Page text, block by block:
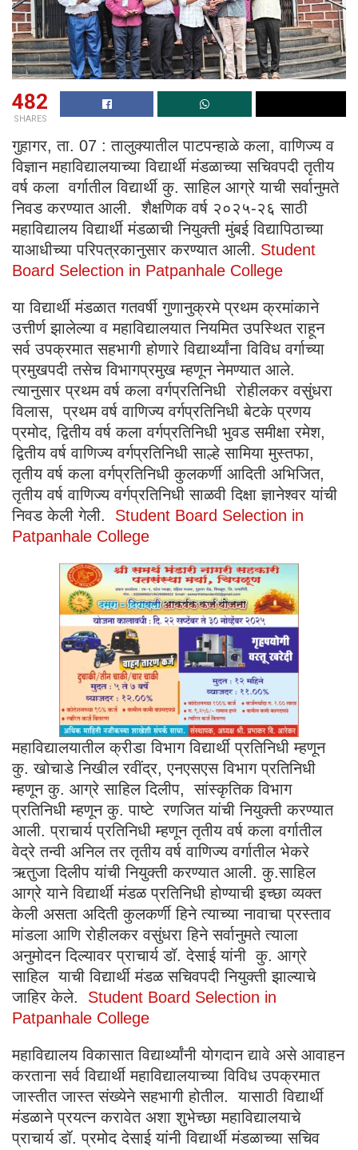
482
SHARES
गुहागर, ता. 07 : तालुक्यातील पाटपन्हाळे कला, वाणिज्य व
विज्ञान महाविद्यालयाच्या विद्यार्थी मंडळाच्या सचिवपदी तृतीय
वर्ष कला वर्गातील विद्यार्थी कु. साहिल आग्रे याची सर्वानुमते
निवड करण्यात आली. शैक्षणिक वर्ष २०२५-२६ साठी
महाविद्यालय विद्यार्थी मंडळाची नियुक्ती मुंबई विद्यापिठाच्या
याआधीच्या परिपत्रकानुसार करण्यात आली. Student
Board Selection in Patpanhale College
या विद्यार्थी मंडळात गतवर्षी गुणानुक्रमे प्रथम क्रमांकाने
उत्तीर्ण झालेल्या व महाविद्यालयात नियमित उपस्थित राहून
सर्व उपक्रमात सहभागी होणारे विद्यार्थ्यांना विविध वर्गाच्या
प्रमुखपदी तसेच विभागप्रमुख म्हणून नेमण्यात आले.
त्यानुसार प्रथम वर्ष कला वर्गप्रतिनिधी रोहीलकर वसुंधरा
विलास, प्रथम वर्ष वाणिज्य वर्गप्रतिनिधी बेटके प्रणय
प्रमोद, द्वितीय वर्ष कला वर्गप्रतिनिधी भुवड समीक्षा रमेश,
द्वितीय वर्ष वाणिज्य वर्गप्रतिनिधी साल्हे सामिया मुस्तफा,
तृतीय वर्ष कला वर्गप्रतिनिधी कुलकर्णी आदिती अभिजित,
तृतीय वर्ष वाणिज्य वर्गप्रतिनिधी साळवी दिक्षा ज्ञानेश्वर यांची
निवड केली गेली. Student Board Selection in
Patpanhale College
महाविद्यालयातील क्रीडा विभाग विद्यार्थी प्रतिनिधी म्हणून
कु. खोचाडे निखील रवींद्र, एनएसएस विभाग प्रतिनिधी
म्हणून कु. आग्रे साहिल दिलीप, सांस्कृतिक विभाग
प्रतिनिधी म्हणून कु. पाष्टे रणजित यांची नियुक्ती करण्यात
आली. प्राचार्य प्रतिनिधी म्हणून तृतीय वर्ष कला वर्गातील
वेद्रे तन्वी अनिल तर तृतीय वर्ष वाणिज्य वर्गातील भेकरे
ऋतुजा दिलीप यांची नियुक्ती करण्यात आली. कु.साहिल
आग्रे याने विद्यार्थी मंडळ प्रतिनिधी होण्याची इच्छा व्यक्त
केली असता अदिती कुलकर्णी हिने त्याच्या नावाचा प्रस्ताव
मांडला आणि रोहीलकर वसुंधरा हिने सर्वानुमते त्याला
अनुमोदन दिल्यावर प्राचार्य डॉ. देसाई यांनी कु. आग्रे
साहिल याची विद्यार्थी मंडळ सचिवपदी नियुक्ती झाल्याचे
जाहिर केले. Student Board Selection in
Patpanhale College
महाविद्यालय विकासात विद्यार्थ्यांनी योगदान द्यावे असे आवाहन
करताना सर्व विद्यार्थी महाविद्यालयाच्या विविध उपक्रमात
जास्तीत जास्त संख्येने सहभागी होतील. यासाठी विद्यार्थी
मंडळाने प्रयत्न करावेत अशा शुभेच्छा महाविद्यालयाचे
प्राचार्य डॉ. प्रमोद देसाई यांनी विद्यार्थी मंडळाच्या सचिव